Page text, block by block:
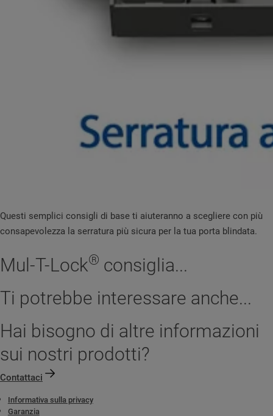
Questi semplici consigli di base ti aiuteranno a scegliere con più
consapevolezza la serratura più sicura per la tua porta blindata.
Mul-T-Lock® consiglia...
Ti potrebbe interessare anche...
Hai bisogno di altre informazioni
sui nostri prodotti?
Contattaci
Informativa sulla privacy
Garanzia